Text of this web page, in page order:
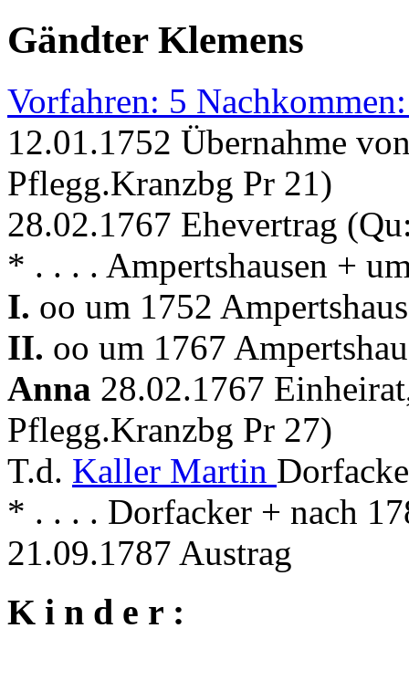
Gändter Klemens
Vorfahren: 5
12.01.1752 Übernahme
Pflegg.Kranzbg Pr 21)
28.02.1767 Ehevertrag
* . . . . Ampertshausen +
I. oo um 1752
II. oo um 1767
Anna 28.02.1767
Pflegg.Kranzbg Pr 27)
T.d. Kaller Martin
* . . . . Dorfacker + nach
21.09.1787 Austrag
K i n d e r :